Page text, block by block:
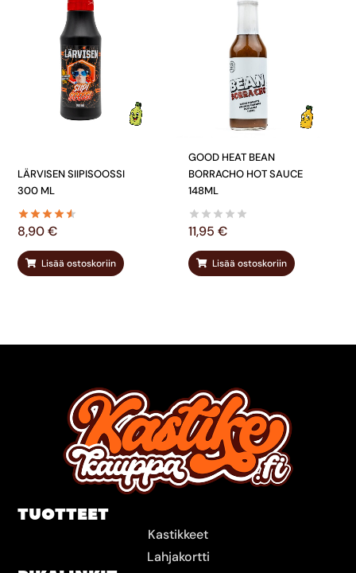
LÄRVISEN SIIPISOOSSI
300 ML
8,90€
Lisää ostoskoriin
GOOD HEAT BEAN
BORRACHO HOT SAUCE
148ML
11,95 €
Lisää ostoskoriin
TUOTTEET
Kastikkeet
Lahjakortti